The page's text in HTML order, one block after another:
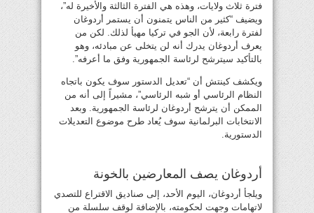
فترة ثلاث ولايات، وهذه هي الفترة الثالثة والأخيرة له”،
ويضيف “كثير من الناس يتمنون أن يستمر أردوغان
لفترة رابعة، لأن الجو في تركيا مهيأ لذلك. لكن من
يعرف أردوغان يدرك أنه لن يتخلى عن مبادئه، وهو
بالتأكيد سيترشح لرئاسة الجمهورية وفق ما أعرفه”.
ويكشف كينتش أن “تعديل الدستور سوف يكون باتجاه
النظام الرئاسي أو شبه الرئاسي”، مشيراً إلى أنه من
الممكن أن يترشح أردوغان لرئاسة الجمهورية. وبعد
الانتخابات البرلمانية سوف يُعاد طرح موضوع التعديلات
الدستورية.
أردوغان يصف المعارضين بالخونة
ويلجأ أردوغان، اليوم الأحد، إلى صناديق الاقتراع للتصدي
لاتهامات وجهت لحكومته، بالإضافة لوقف سلسلة من